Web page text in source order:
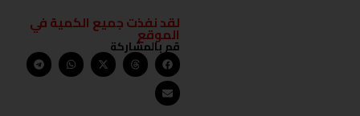
لقد نفذت جميع الكمية في
الموقع
قم بالمشاركة